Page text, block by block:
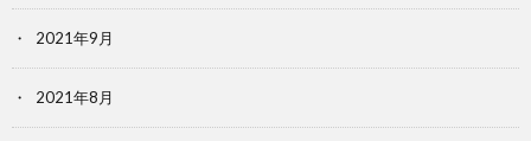
2021年9月
2021年8月